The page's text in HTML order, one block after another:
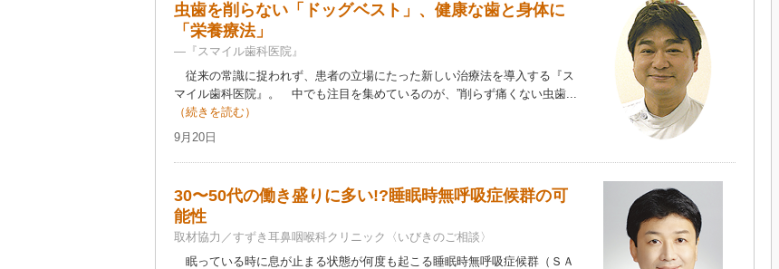
虫歯を削らない「ドッグベスト」、健康な歯と身体に
「栄養療法」
―『スマイル歯科医院』
従来の常識に捉われず、患者の立場にたった新しい治療法を導入する『ス
マイル歯科医院』。 中でも注目を集めているのが、”削らず痛くない虫歯...
（続きを読む）
9月20日
30〜50代の働き盛りに多い!?睡眠時無呼吸症候群の可
能性
取材協力／すずき耳鼻咽喉科クリニック〈いびきのご相談〉
眠っている時に息が止まる状態が何度も起こる睡眠時無呼吸症候群（ＳＡ